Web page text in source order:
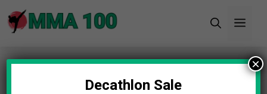
Inhalt
Startseite»Blog»Muay Thai Schienbeinschoner
Test: Die 5 besten (Bestenliste)
Decathlon Sale
×